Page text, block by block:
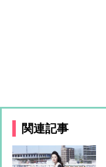
関連記事